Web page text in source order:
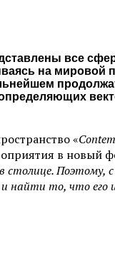
все
на мировой
«
в новый
столице. Поэтому,
найти то, что его